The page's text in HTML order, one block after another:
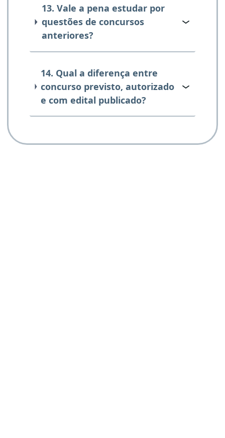
13. Vale a pena estudar por
questões de concursos
anteriores?
14. Qual a diferença entre
concurso previsto, autorizado
e com edital publicado?